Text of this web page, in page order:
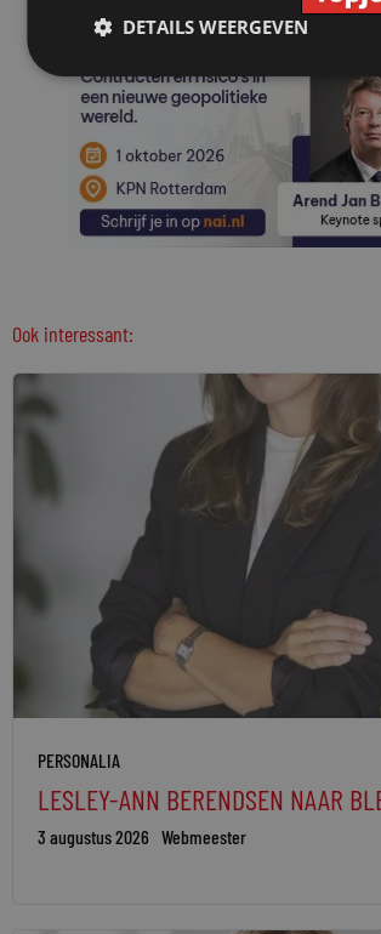
Ook interessant:
PERSONALIA
LESLEY-ANN BERENDSEN NAAR
3 augustus 2026 Webmeester
DETAILS WEERGEVEN